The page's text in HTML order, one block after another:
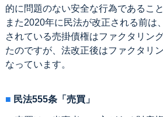
的に問題のない安全な行為であるこ
また2020年に民法が改正される前は
されている売掛債権はファクタリン
たのですが、法改正後はファクタリ
なっています。
民法555条「売買」